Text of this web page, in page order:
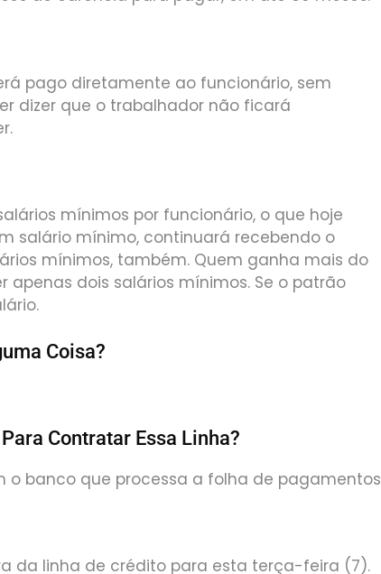
pago diretamente ao funcionário, sem
dizer que o trabalhador não ficará
mínimos por funcionário, o que hoje
salário mínimo, continuará recebendo o
mínimos, também. Quem ganha mais do
apenas dois salários mínimos. Se o patrão
Coisa?
Contratar Essa Linha?
banco que processa a folha de pagamentos
da linha de crédito para esta terça-feira (7).